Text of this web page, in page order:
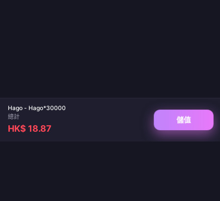
Hago - Hago*30000
總計
HK$ 18.87
儲值